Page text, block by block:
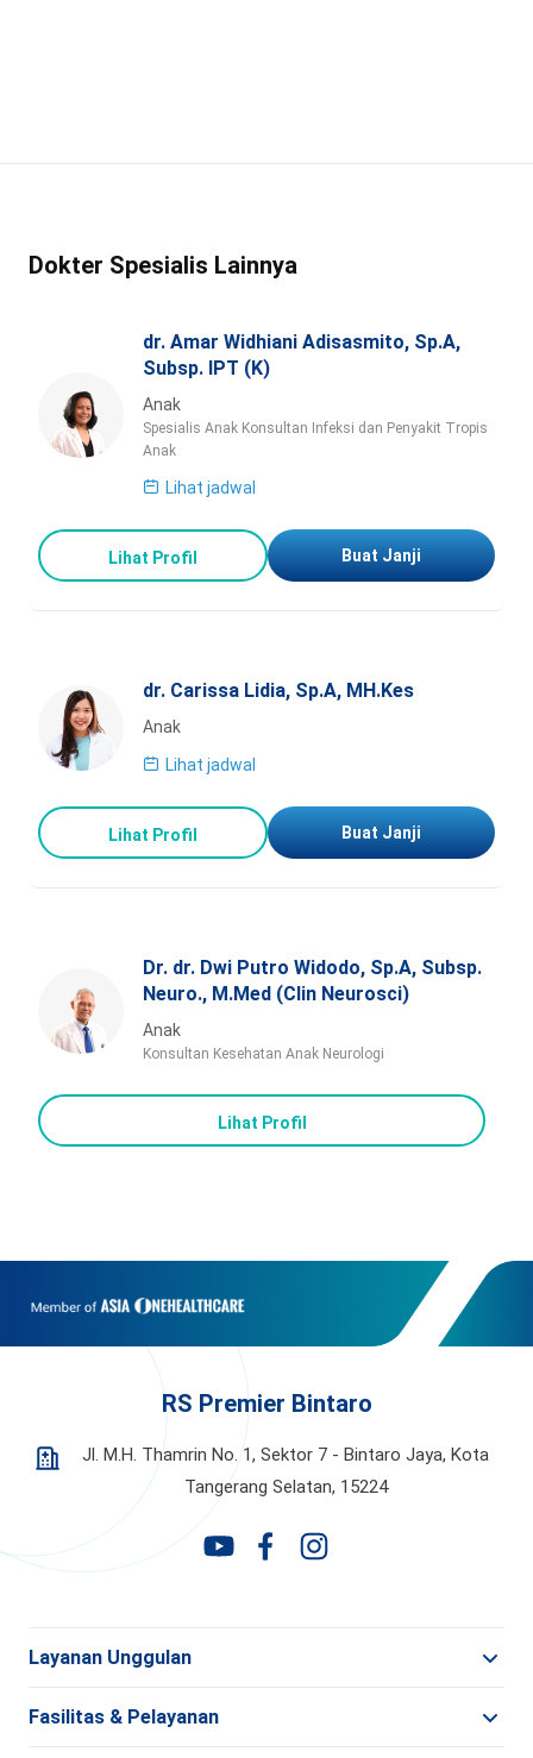
Dokter Spesialis Lainnya
dr. Amar Widhiani Adisasmito, Sp.A,
Subsp. IPT (K)
Anak
Spesialis Anak Konsultan Infeksi dan Penyakit Tropis
Anak
Lihat jadwal
Lihat Profil Buat Janji
dr. Carissa Lidia, Sp.A, MH.Kes
Anak
Lihat jadwal
Lihat Profil Buat Janji
Dr. dr. Dwi Putro Widodo, Sp.A, Subsp.
Neuro., M.Med (Clin Neurosci)
Anak
Konsultan Kesehatan Anak Neurologi
Lihat Profil
RS Premier Bintaro
Jl. M.H. Thamrin No. 1, Sektor 7 - Bintaro Jaya, Kota
Tangerang Selatan, 15224
Layanan Unggulan
Fasilitas & Pelayanan